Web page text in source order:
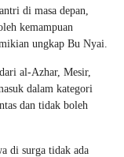
di masa depan,
kemampuan
ungkap Bu Nyai.
al-Azhar, Mesir,
dalam kategori
dan tidak boleh
di surga tidak ada